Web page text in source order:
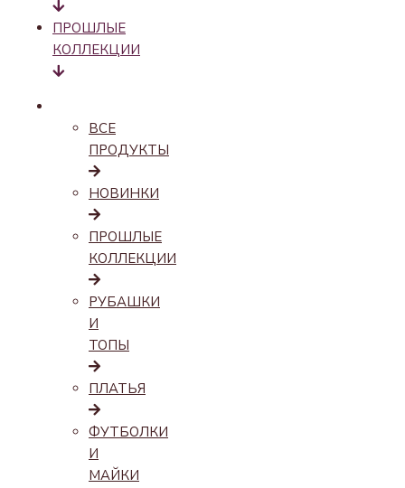
ПРОШЛЫЕ
КОЛЛЕКЦИИ
ВСЕ
ПРОДУКТЫ
НОВИНКИ
ПРОШЛЫЕ
КОЛЛЕКЦИИ
РУБАШКИ
И
ТОПЫ
ПЛАТЬЯ
ФУТБОЛКИ
И
МАЙКИ